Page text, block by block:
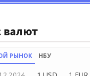
валют
РЫНОК НБУ